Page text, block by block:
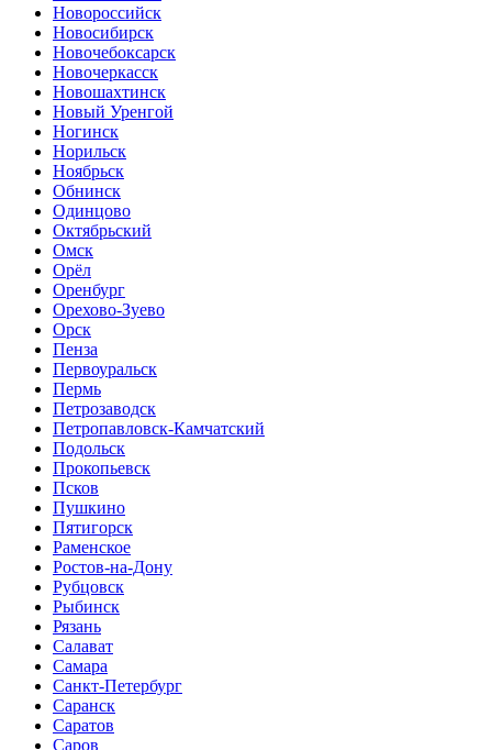
Новороссийск
Новосибирск
Новочебоксарск
Новочеркасск
Новошахтинск
Новый Уренгой
Ногинск
Норильск
Ноябрьск
Обнинск
Одинцово
Октябрьский
Омск
Орёл
Оренбург
Орехово-Зуево
Орск
Пенза
Первоуральск
Пермь
Петрозаводск
Петропавловск-Камчатский
Подольск
Прокопьевск
Псков
Пушкино
Пятигорск
Раменское
Ростов-на-Дону
Рубцовск
Рыбинск
Рязань
Салават
Самара
Санкт-Петербург
Саранск
Саратов
Саров